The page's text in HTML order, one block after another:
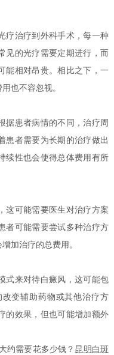
疗治疗到外科手术，每一种
见的光疗需要定期进行，而
能相对昂贵。相比之下，一
也不容忽视。
患者病情的不同，治疗周
患者需要为长期的治疗做出
续性也会使得总体费用有所
可能需要医生对治疗方案
者可能需要尝试多种治疗方
加治疗的总费用。
来对待白癜风，这可能包
变辅助药物或其他治疗方
的效果，但也可能增加额外
需要花多少钱？ 昆明白斑